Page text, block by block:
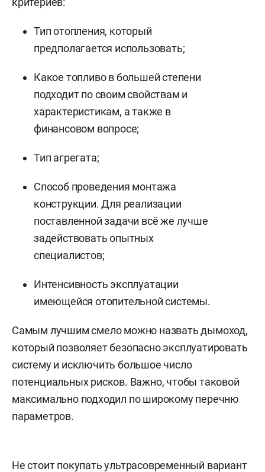
Тип отопления, который
предполагается использовать;
Какое топливо в большей степени
подходит по своим свойствам и
характеристикам, а также в
финансовом вопросе;
Тип агрегата;
Способ проведения монтажа
конструкции. Для реализации
поставленной задачи всё же лучше
задействовать опытных
специалистов;
Интенсивность эксплуатации
имеющейся отопительной системы.
Самым лучшим смело можно назвать дымоход,
который позволяет безопасно эксплуатировать
систему и исключить большое число
потенциальных рисков. Важно, чтобы таковой
максимально подходил по широкому перечню
параметров.
Не стоит покупать ультрасовременный вариант